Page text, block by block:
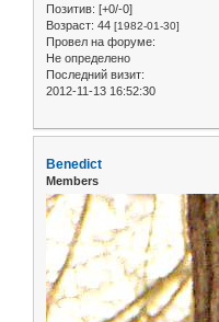
Позитив: [+0/-0]
Возраст: 44 [1982-01-30]
Провел на форуме:
Не определено
Последний визит:
2012-11-13 16:52:30
Benedict
Members